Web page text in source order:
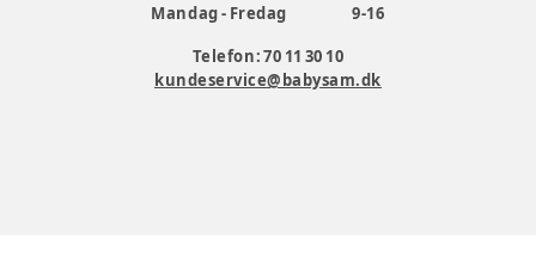
Mandag - Fredag
9-16
Telefon: 70 11 30 10
kundeservice@babysam.dk